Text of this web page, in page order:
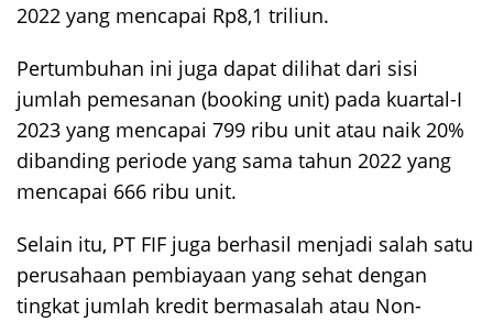
2022 yang mencapai Rp8,1 triliun.
Pertumbuhan ini juga dapat dilihat dari sisi
jumlah pemesanan (booking unit) pada kuartal-I
2023 yang mencapai 799 ribu unit atau naik 20%
dibanding periode yang sama tahun 2022 yang
mencapai 666 ribu unit.
Selain itu, PT FIF juga berhasil menjadi salah satu
perusahaan pembiayaan yang sehat dengan
tingkat jumlah kredit bermasalah atau Non-